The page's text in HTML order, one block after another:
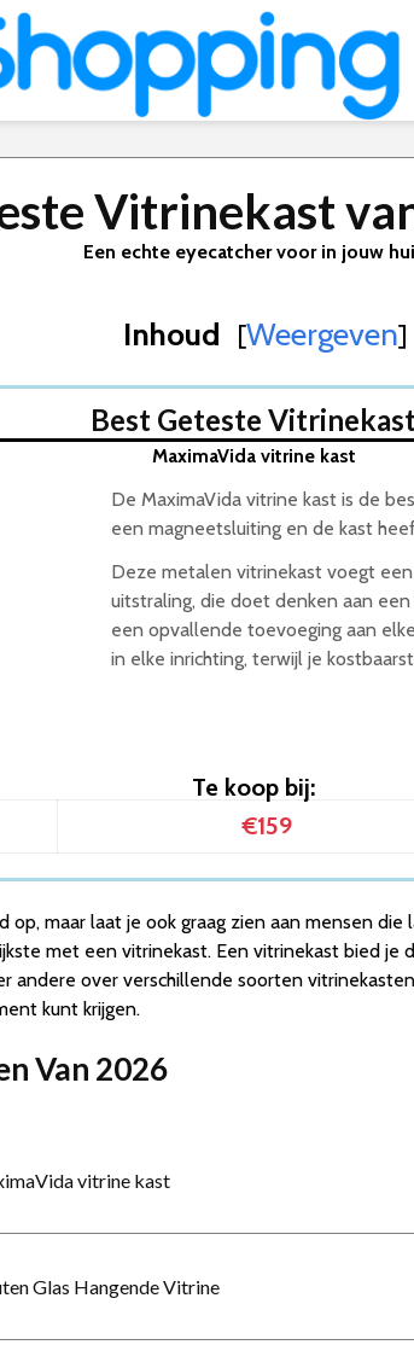
Vitrinekast
Een echte eyecatcher voor in jouw
Inhoud [Weergeven]
Best Geteste
MaximaVida vitrine kast
De MaximaVida vitrine kast is de
een magneetsluiting en de kast
Deze metalen vitrinekast voegt
uitstraling, die doet denken aan
een opvallende toevoeging aan
in elke inrichting, terwijl je
Te koop bij:
€159
op, maar laat je ook graag zien aan mensen
met een vitrinekast. Een vitrinekast bied
andere over verschillende soorten
kunt krijgen.
Van 2026
vitrine kast
Glas Hangende Vitrine